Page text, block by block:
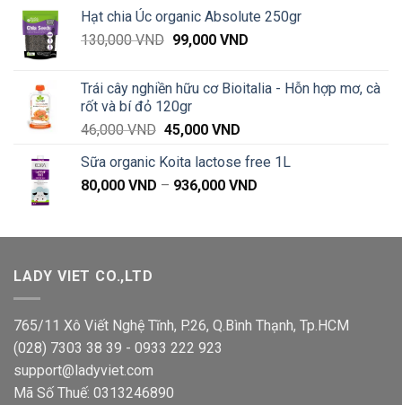
70,000 VND.là:
69,000 VND.
Hạt chia Úc organic Absolute 250gr
130,000VND Giá
130,000 VND.
99,000 VNDGiá
là:
Trái cây nghiền hữu cơ Bioitalia - Hỗn hợp mơ, cà
rốt và bí đỏ 120gr
46,000VND Giá
là:
46,000 VND.
45,000 VNDGiá
tại
là:
Sữa organic Koita lactose free 1L
80,000 VND – 936,000 VND
80,000 VND
LADY VIET CO.,LTD
765/11 Xô Viết Nghệ Tĩnh, P.26, Q.Bình Thạnh, Tp.HCM
(028) 7303 38 39 - 0933 222 923
support@ladyviet.com
Mã Số Thuế: 0313246890